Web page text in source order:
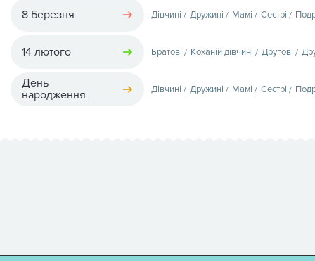
8 Березня Дівчині Дружині Мамі Сестрі
14 лютого Братові Коханій дівчині Другові
День
народження
Дівчині Дружині Мамі Сестрі